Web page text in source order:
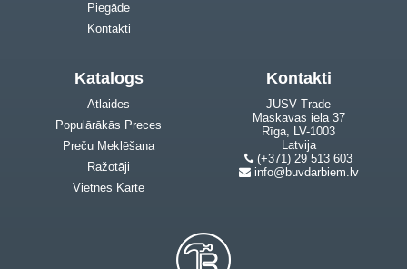
Piegāde
Kontakti
Katalogs
Atlaides
Populārākās Preces
Preču Meklēšana
Ražotāji
Vietnes Karte
Kontakti
JUSV Trade
Maskavas iela 37
Rīga, LV-1003
Latvija
(+371) 29 513 603
info@buvdarbiem.lv